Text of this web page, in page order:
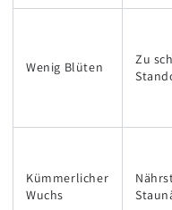
Wenig Blüten
Zu
Kümmerlicher
Wuchs